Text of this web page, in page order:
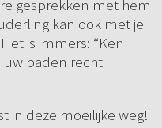
gesprekken met hem
kan ook met je
is immers: “Ken
uw paden recht
in deze moeilijke weg!